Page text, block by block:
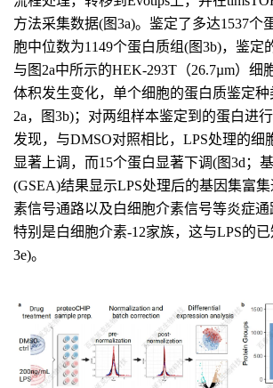
方法采集数据(图3a)。鉴定了多达1537个
胞中位数为1149个蛋白质组(图3b)，鉴定
与图2a中所示的HEK-293T（26.7µm）细
体积发生变化，单个细胞的蛋白质鉴定种
2a，图3b)；对两组样本鉴定到的蛋白进
发现，与DMSO对照相比，LPS处理的细
显著上调，而15个蛋白显著下调(图3d；
(GSEA)结果显示LPS处理后的基因集富
素信号通路以及白细胞介素信号等炎症通
特别是白细胞介素-12家族，这与LPS的
3e)。